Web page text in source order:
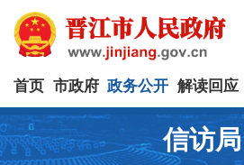
首页 市政府 政务公开 解读回应
信访局